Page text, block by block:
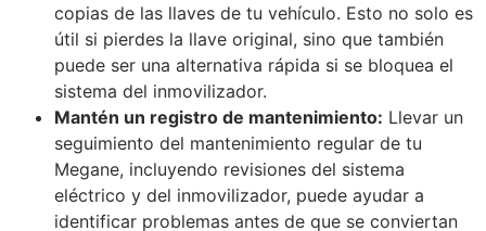
copias de las llaves de tu vehículo. Esto no solo es
útil si pierdes la llave original, sino que también
puede ser una alternativa rápida si se bloquea el
sistema del inmovilizador.
Mantén un registro de mantenimiento: Llevar un
seguimiento del mantenimiento regular de tu
Megane, incluyendo revisiones del sistema
eléctrico y del inmovilizador, puede ayudar a
identificar problemas antes de que se conviertan